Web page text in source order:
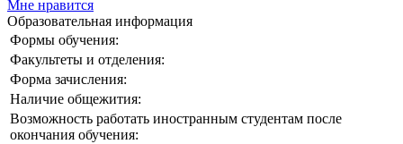
Мне нравится
Образовательная информация
Формы обучения:
Факультеты и отделения:
Форма зачисления:
Наличие общежития:
Возможность работать иностранным студентам после
окончания обучения: